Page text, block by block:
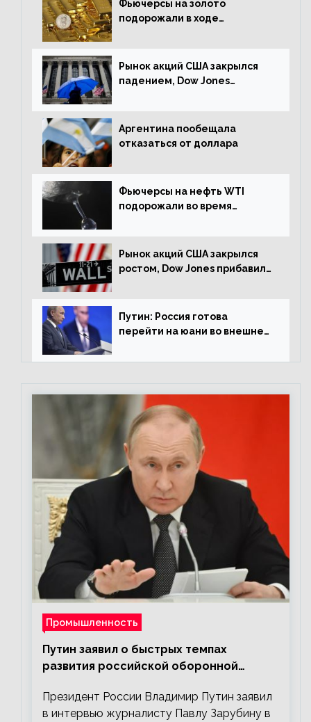
Фьючерсы на золото
подорожали в ходе
Рынок акций США закрылся
падением, Dow Jones
Аргентина пообещала
отказаться от доллара
Фьючерсы на нефть WTI
подорожали во время
Рынок акций США закрылся
ростом, Dow Jones прибавил
Путин: Россия готова
перейти на юани во внешней
Промышленность
Путин заявил о быстрых темпах
развития российской оборонной
Президент России Владимир Путин заявил
в интервью журналисту Павлу Зарубину в